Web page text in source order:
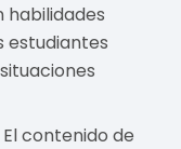
estudiantes
El contenido de